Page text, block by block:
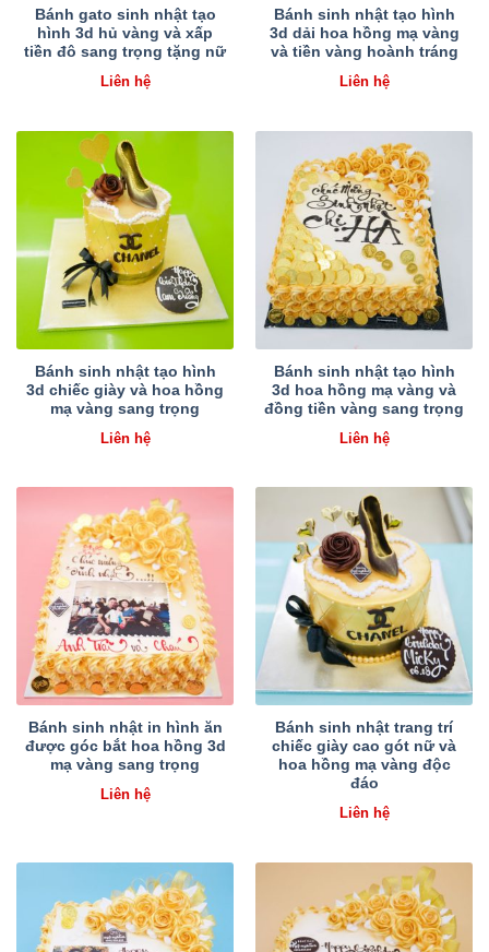
Bánh gato sinh nhật tạo
hình 3d hủ vàng và xấp
tiền đô sang trọng tặng nữ
Liên hệ
Bánh sinh nhật tạo hình
3d dải hoa hồng mạ vàng
và tiền vàng hoành tráng
Liên hệ
Bánh sinh nhật tạo hình
3d chiếc giày và hoa hồng
mạ vàng sang trọng
Liên hệ
Bánh sinh nhật tạo hình
3d hoa hồng mạ vàng và
đồng tiền vàng sang trọng
Liên hệ
Bánh sinh nhật in hình ăn
được góc bắt hoa hồng 3d
mạ vàng sang trọng
Liên hệ
Bánh sinh nhật trang trí
chiếc giày cao gót nữ và
hoa hồng mạ vàng độc
đáo
Liên hệ